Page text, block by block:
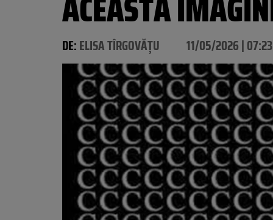
DE:ELISA TÎRGOVĂȚU 11/05/2026 | 07:23